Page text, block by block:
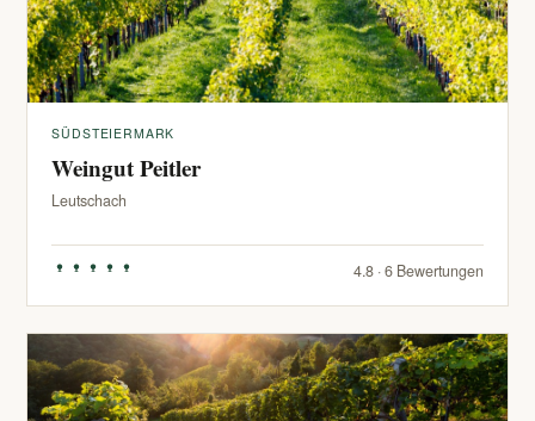
SÜDSTEIERMARK
Weingut Peitler
Leutschach
4.8 · 6 Bewertungen